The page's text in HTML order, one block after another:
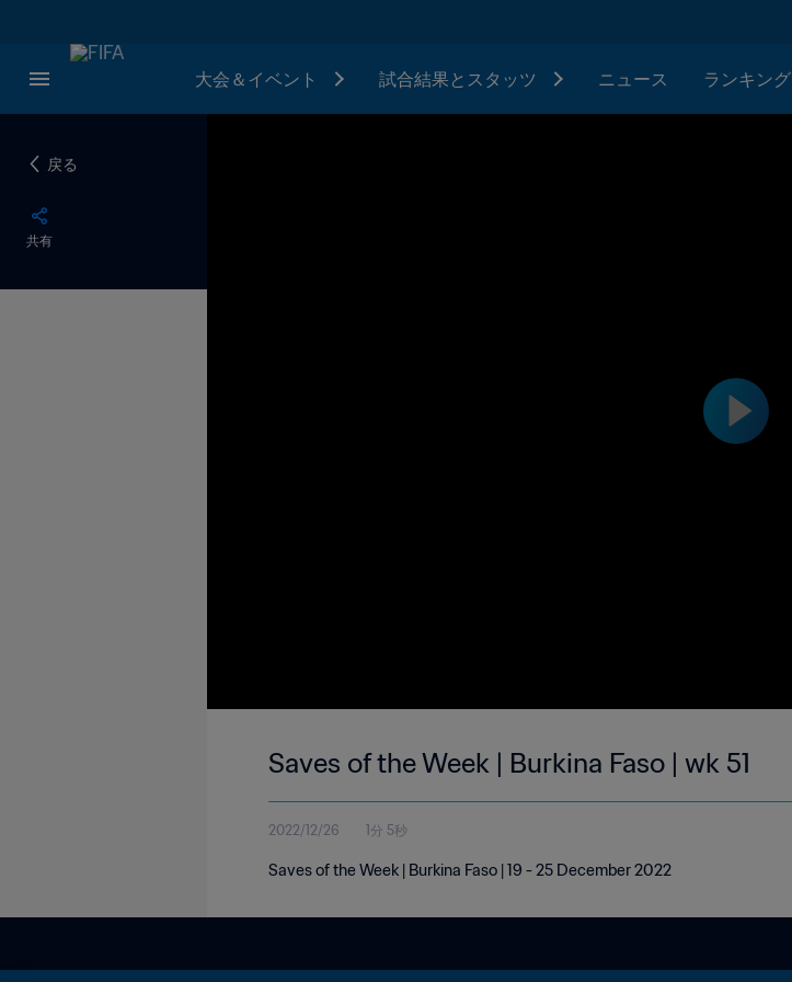
大会＆イベント 試合結果とスタッツ ニュース ランキング
戻る
共有
Saves of the Week | Burkina Faso | wk 51
2022/12/26 1分 5秒
Saves of the Week | Burkina Faso | 19 - 25 December 2022